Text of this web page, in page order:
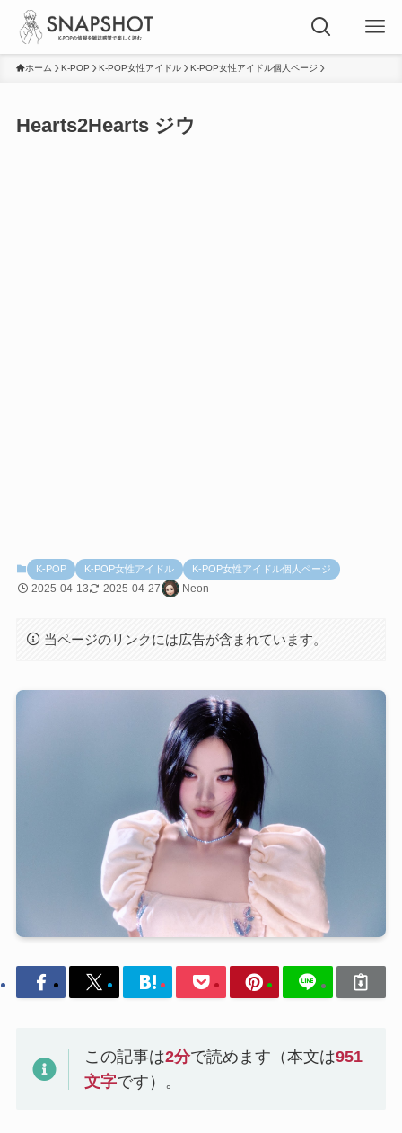
ホーム K-POP K-POP女性アイドル K-POP女性アイドル個人ページ
Hearts2Hearts ジウ
K-POP K-POP女性アイドル K-POP女性アイドル個人ページ
2025-04-13 2025-04-27 Neon
当ページのリンクには広告が含まれています。
この記事は2分で読めます（本文は951
文字です）。